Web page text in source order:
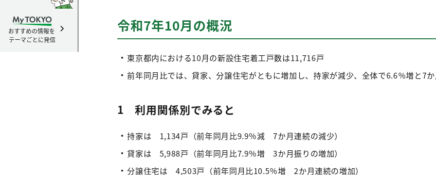
おすすめの情報を
テーマごとに発信
令和7年10月の概況
東京都内における10月の新設住宅着工戸数は11,716戸
前年同月比では、貸家、分譲住宅がともに増加し、持家が減少、全体で6.6％増と7
1 利用関係別でみると
持家は 1,134戸（前年同月比9.9％減 7か月連続の減少）
貸家は 5,988戸（前年同月比7.9％増 3か月振りの増加）
分譲住宅は 4,503戸（前年同月比10.5％増 2か月連続の増加）